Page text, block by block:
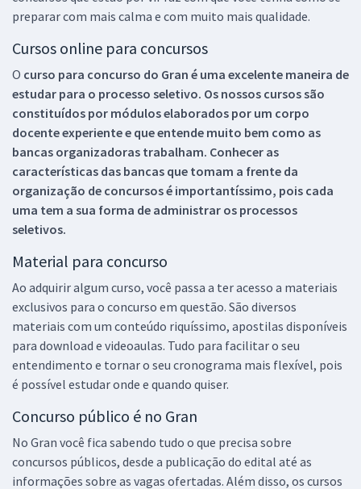
preparar com mais calma e com muito mais qualidade.
Cursos online para concursos
O curso para concurso do Gran é uma excelente maneira de
estudar para o processo seletivo. Os nossos cursos são
constituídos por módulos elaborados por um corpo
docente experiente e que entende muito bem como as
bancas organizadoras trabalham. Conhecer as
características das bancas que tomam a frente da
organização de concursos é importantíssimo, pois cada
uma tem a sua forma de administrar os processos
seletivos.
Material para concurso
Ao adquirir algum curso, você passa a ter acesso a materiais
exclusivos para o concurso em questão. São diversos
materiais com um conteúdo riquíssimo, apostilas disponíveis
para download e videoaulas. Tudo para facilitar o seu
entendimento e tornar o seu cronograma mais flexível, pois
é possível estudar onde e quando quiser.
Concurso público é no Gran
No Gran você fica sabendo tudo o que precisa sobre
concursos públicos, desde a publicação do edital até as
informações sobre as vagas ofertadas. Além disso, os cursos